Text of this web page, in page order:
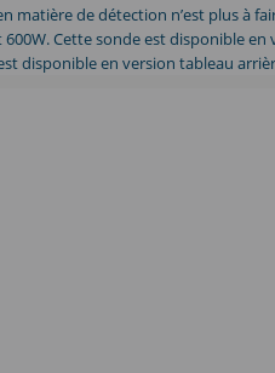
matière de détection n’est plus à
Cette sonde est disponible
disponible en version tableau